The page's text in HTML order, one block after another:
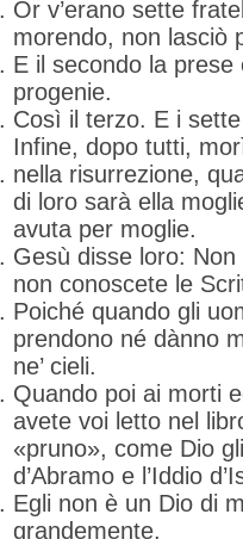
Or v’erano sette
morendo, non lasciò
E il secondo la
progenie.
Così il terzo. E i
Infine, dopo tutti,
nella risurrezione,
di loro sarà ella
avuta per moglie.
Gesù disse loro:
non conoscete le
Poiché quando gli
prendono né dànno
ne’ cieli.
Quando poi ai morti
avete voi letto nel
«pruno», come Dio
d’Abramo e l’Iddio
Egli non è un Dio di
grandemente.